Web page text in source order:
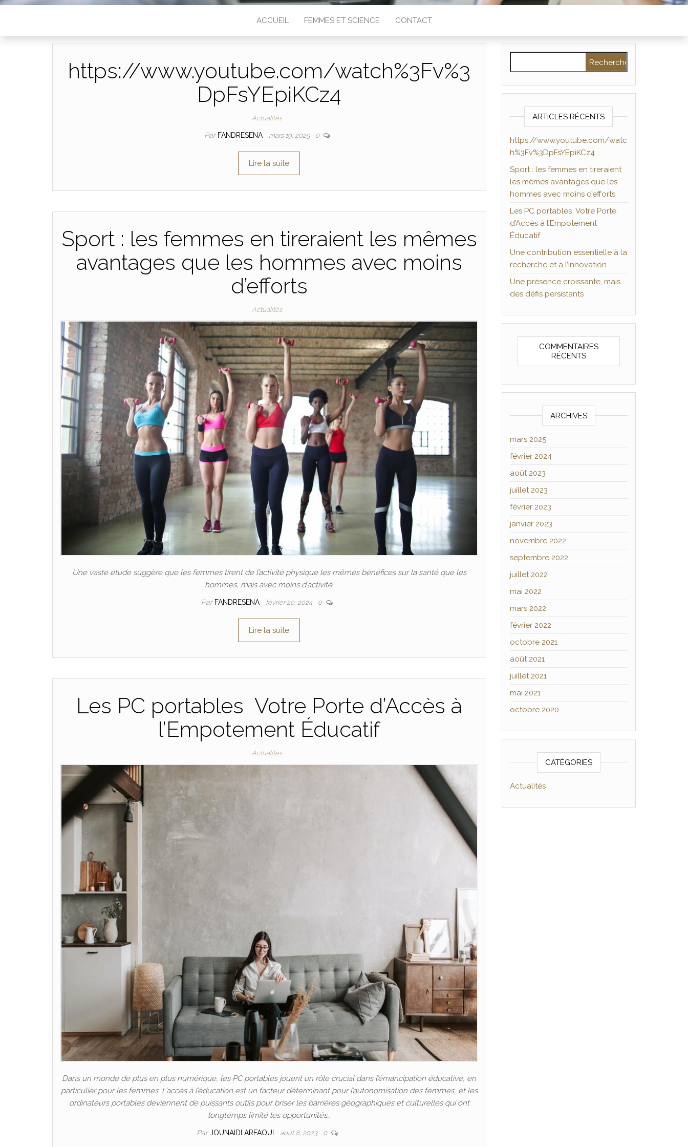
ACCUEIL FEMMES ET SCIENCE CONTACT
https://www.youtube.com/watch%3Fv%3
DpFsYEpiKCz4
Actualités
Par FANDRESENA mars 19, 2025 0
Lire la suite
Sport : les femmes en tireraient les mêmes
avantages que les hommes avec moins
d’efforts
Actualités
Une vaste étude suggère que les femmes tirent de l’activité physique les mêmes bénéfices sur la santé que les
hommes, mais avec moins d’activité.
Par FANDRESENA février 20, 2024 0
Lire la suite
Les PC portables Votre Porte d’Accès à
l’Empotement Éducatif
Actualités
Dans un monde de plus en plus numérique, les PC portables jouent un rôle crucial dans l’émancipation éducative, en
particulier pour les femmes. L’accès à l’éducation est un facteur déterminant pour l’autonomisation des femmes, et les
ordinateurs portables deviennent de puissants outils pour briser les barrières géographiques et culturelles qui ont
longtemps limité les opportunités…
ParJOUNAIDI ARFAOUI août 8, 2023 0
ARTICLES RÉCENTS
https://www.youtube.com/watc
h%3Fv%3DpFsYEpiKCz4
Sport : les femmes en tireraient
les mêmes avantages que les
hommes avec moins d’efforts
Les PC portables Votre Porte
d’Accès à l’Empotement
Éducatif
Une contribution essentielle à la
recherche et à l’innovation
Une présence croissante, mais
des défis persistants
COMMENTAIRES
RÉCENTS
ARCHIVES
mars 2025
février 2024
août 2023
juillet 2023
février 2023
janvier 2023
novembre 2022
septembre 2022
juillet 2022
mai 2022
mars 2022
février 2022
octobre 2021
août 2021
juillet 2021
mai 2021
octobre 2020
CATÉGORIES
Actualités